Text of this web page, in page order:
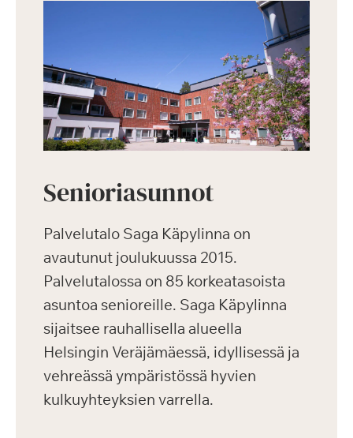
Senioriasunnot
Palvelutalo Saga Käpylinna on
avautunut joulukuussa 2015.
Palvelutalossa on 85 korkeatasoista
asuntoa senioreille. Saga Käpylinna
sijaitsee rauhallisella alueella
Helsingin Veräjämäessä, idyllisessä ja
vehreässä ympäristössä hyvien
kulkuyhteyksien varrella.